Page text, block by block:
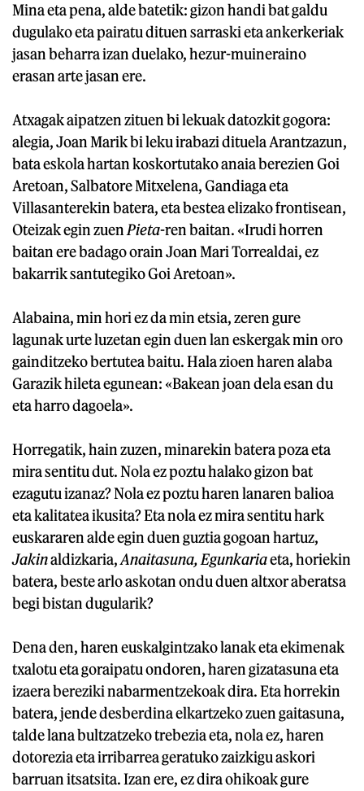
Mina eta pena, alde batetik: gizon handi bat galdu
dugulako eta pairatu dituen sarraski eta ankerkeriak
jasan beharra izan duelako, hezur-muineraino
erasan arte jasan ere.
Atxagak aipatzen zituen bi lekuak datozkit gogora:
alegia, Joan Marik bi leku irabazi dituela Arantzazun,
bata eskola hartan koskortutako anaia berezien Goi
Aretoan, Salbatore Mitxelena, Gandiaga eta
Villasanterekin batera, eta bestea elizako frontisean,
Oteizak egin zuen Pieta-ren baitan. «Irudi horren
baitan ere badago orain Joan Mari Torrealdai, ez
bakarrik santutegiko Goi Aretoan».
Alabaina, min hori ez da min etsia, zeren gure
lagunak urte luzetan egin duen lan eskergak min oro
gainditzeko bertutea baitu. Hala zioen haren alaba
Garazik hileta egunean: «Bakean joan dela esan du
eta harro dagoela».
Horregatik, hain zuzen, minarekin batera poza eta
mira sentitu dut. Nola ez poztu halako gizon bat
ezagutu izanaz? Nola ez poztu haren lanaren balioa
eta kalitatea ikusita? Eta nola ez mira sentitu hark
euskararen alde egin duen guztia gogoan hartuz,
Jakinaldizkaria,Anaitasuna, Egunkariaeta, horiekin
batera, beste arlo askotan ondu duen altxor aberatsa
begi bistan dugularik?
Dena den, haren euskalgintzako lanak eta ekimenak
txalotu eta goraipatu ondoren, haren gizatasuna eta
izaera bereziki nabarmentzekoak dira. Eta horrekin
batera, jende desberdina elkartzeko zuen gaitasuna,
talde lana bultzatzeko trebezia eta, nola ez, haren
dotorezia eta irribarrea geratuko zaizkigu askori
barruan itsatsita. Izan ere, ez dira ohikoak gure